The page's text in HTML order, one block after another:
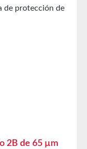
2B de 65 µm